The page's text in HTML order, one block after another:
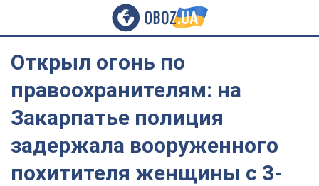
Открыл огонь по
правоохранителям: на
Закарпатье полиция
задержала вооруженного
похитителя женщины с 3-